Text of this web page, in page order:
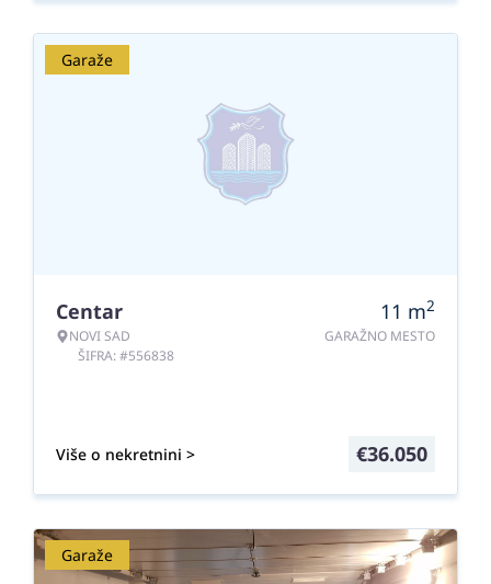
Garaže
Centar
NOVI SAD
ŠIFRA: #556838
11 m2
GARAŽNO MESTO
Više o nekretnini > €36.050
Garaže